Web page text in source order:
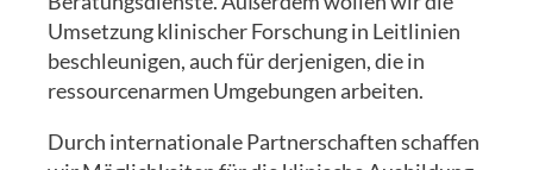
Umsetzung klinischer Forschung in Leitlinien
beschleunigen, auch für derjenigen, die in
ressourcenarmen Umgebungen arbeiten.
Durch internationale Partnerschaften schaffen